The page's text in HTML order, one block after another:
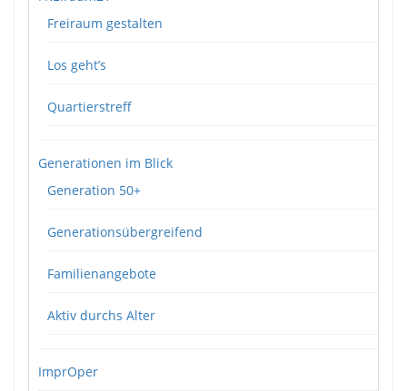
Freiraum gestalten
Los geht’s
Quartierstreff
Generationen im Blick
Generation 50+
Generationsübergreifend
Familienangebote
Aktiv durchs Alter
ImprOper